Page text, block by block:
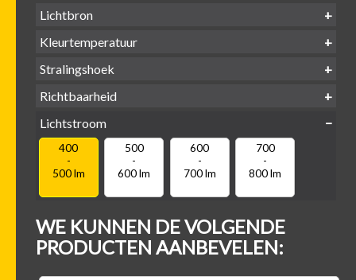
Lichtbron
GU10
Kleurtemperatuur
2700K
Stralingshoek
Richtbaarheid
Kantel-baar Draaibaar
Lichtstroom
400
-
500 lm
500
-
600 lm
600
-
700 lm
700
-
800 lm
WE KUNNEN DE VOLGENDE
PRODUCTEN AANBEVELEN: